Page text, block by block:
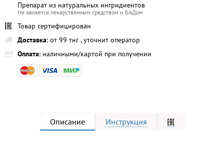
Препарат из натуральных ингридиентов
Не является лекарственным средством и БАДом
Товар сертифицирован
Доставка: от 99 тнг , уточнит оператор
Оплата: наличными/картой при получении
Описание Инструкция